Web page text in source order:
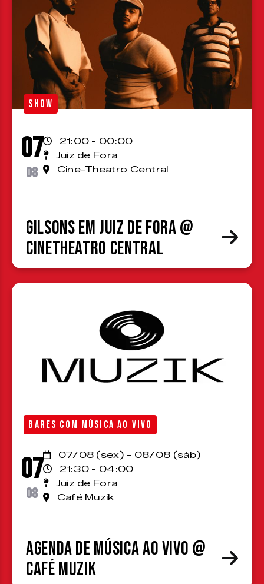
SHOW
07
08
21:00 - 00:00
Juiz de Fora
Cine-Theatro Central
Gilsons em Juiz de Fora @
CineTheatro Central
BARES COM MÚSICA AO VIVO
07
08
07/08 (sex) - 08/08 (sáb)
21:30 - 04:00
Juiz de Fora
Café Muzik
Agenda de Música ao Vivo @
Café Muzik